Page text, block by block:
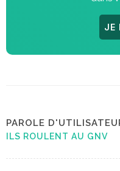
JE
PAROLE
ILS ROULENT AU GNV